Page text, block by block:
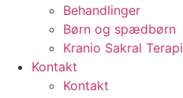
Behandlinger
Børn og spædbørn
Kranio Sakral Terapi
Kontakt
Kontakt